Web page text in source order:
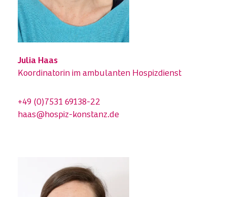
Julia Haas
Koordinatorin im ambulanten Hospizdienst
+49 (0)7531 69138-22
haas@hospiz-konstanz.de